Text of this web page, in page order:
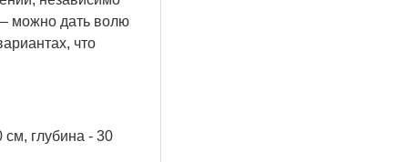
можно дать волю
что
глубина - 30